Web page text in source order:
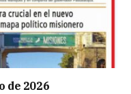
de 2026